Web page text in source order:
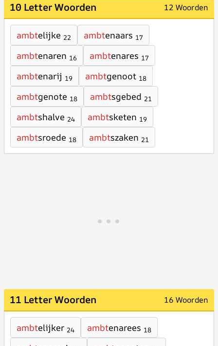
10 Letter Woorden 12 Woorden
ambtelijke 22 ambtenaars 17
ambtenaren 16 ambtenares 17
ambtenarij 19 ambtgenoot 18
ambtgenote 18 ambtsgebed 21
ambtshalve 24 ambtsketen 19
ambtsroede 18 ambtszaken 21
11 Letter Woorden 16 Woorden
ambtelijker 24 ambtenarees 18